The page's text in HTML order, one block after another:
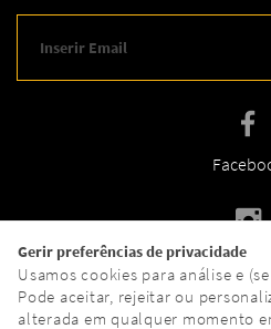
Gerir preferências de privacidade
Usamos cookies para análise e
Pode aceitar, rejeitar ou
alterada em qualquer momento